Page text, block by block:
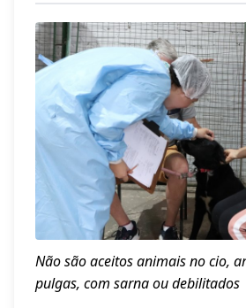
Não são aceitos animais no cio,
pulgas, com sarna ou debilitados